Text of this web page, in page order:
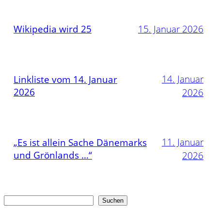
Wikipedia wird 25 15. Januar 2026
Linkliste vom 14. Januar
2026
14. Januar
2026
„Es ist allein Sache Dänemarks
und Grönlands …“
11. Januar
2026
Suchen Suchen